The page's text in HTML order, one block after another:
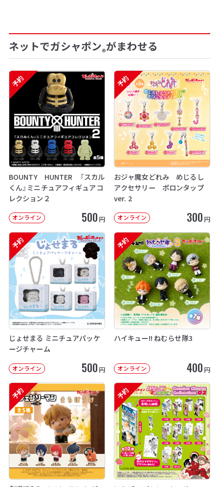
ネットでガシャポン®がまわせる
予約
BOUNTY HUNTER 『スカル
くん』ミニチュアフィギュアコ
レクション２
オンライン 500 円
予約
おジャ魔女どれみ めじるし
アクセサリー ポロンタップ
ver. 2
オンライン 300 円
予約
じょせまる ミニチュアパッケ
ージチャーム
オンライン 500 円
予約
ハイキュー!! ねむらせ隊3
オンライン 400 円
予約 予約